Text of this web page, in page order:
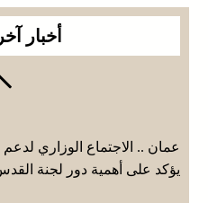
أخبار
عمان .. الاجتماع الوزاري
يؤكد على أهمية دور لجنة